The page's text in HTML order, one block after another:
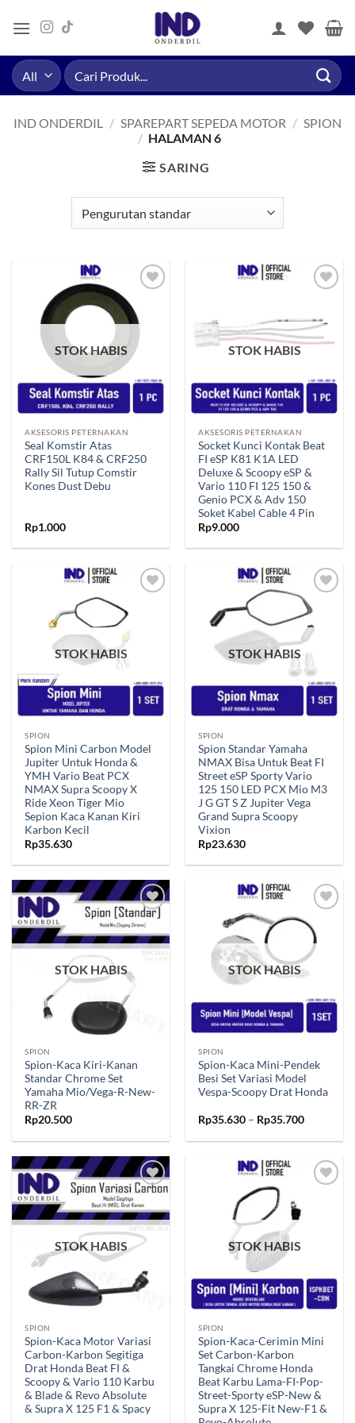
Pencarian
untuk:
IND ONDERDIL / SPAREPART SEPEDA MOTOR / SPION
/ HALAMAN 6
SARING
Tambahkan
ke Wishlist
STOK HABIS
AKSESORIS PETERNAKAN
Seal Komstir Atas
CRF150L K84 & CRF250
Rally Sil Tutup Comstir
Kones Dust Debu
Rp1.000
STOK HABIS
AKSESORIS PETERNAKAN
Socket Kunci Kontak Beat
FI eSP K81 K1A LED
Deluxe & Scoopy eSP &
Vario 110 FI 125 150 &
Genio PCX & Adv 150
Soket Kabel Cable 4 Pin
Rp9.000
Tambahkan
ke Wishlist
STOK HABIS
SPION
Spion Mini Carbon Model
Jupiter Untuk Honda &
YMH Vario Beat PCX
NMAX Supra Scoopy X
Ride Xeon Tiger Mio
Sepion Kaca Kanan Kiri
Karbon Kecil
Rp35.630
Tambahkan
ke Wishlist
STOK HABIS
SPION
Spion Standar Yamaha
NMAX Bisa Untuk Beat FI
Street eSP Sporty Vario
125 150 LED PCX Mio M3
J G GT S Z Jupiter Vega
Grand Supra Scoopy
Vixion
Rp23.630
Tambahkan
ke Wishlist
STOK HABIS
SPION
Spion-Kaca Kiri-Kanan
Standar Chrome Set
Yamaha Mio/Vega-R-New-
RR-ZR
Rp20.500
Tambahkan
ke Wishlist
STOK HABIS
SPION
Spion-Kaca Mini-Pendek
Besi Set Variasi Model
Vespa-Scoopy Drat Honda
Rp35.630 – Rp35.700Rentang
Rp35.630
Rp35.700
Tambahkan
ke Wishlist
STOK HABIS
SPION
Spion-Kaca Motor Variasi
Carbon-Karbon Segitiga
Drat Honda Beat FI &
Scoopy & Vario 110 Karbu
& Blade & Revo Absolute
& Supra X 125 F1 & Spacy
ke Wishlist
STOK HABIS
SPION
Spion-Kaca-Cerimin Mini
Set Carbon-Karbon
Tangkai Chrome Honda
Beat Karbu Lama-FI-Pop-
Street-Sporty eSP-New &
Supra X 125-Fit New-F1 &